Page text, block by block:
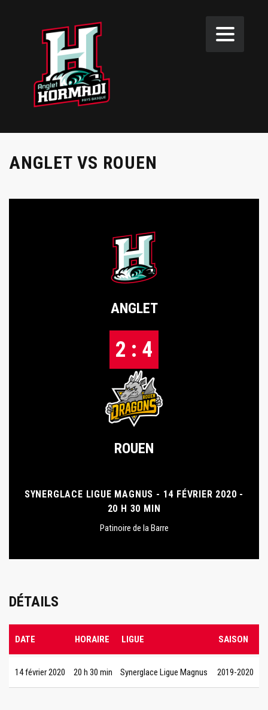
ANGLET VS ROUEN
ANGLET
2 : 4
ROUEN
SYNERGLACE LIGUE MAGNUS - 14 FÉVRIER 2020 -
20 H 30 MIN
Patinoire de la Barre
DÉTAILS
DATE HORAIRE LIGUE SAISON
14 février 2020 20 h 30 min Synerglace Ligue Magnus 2019-2020